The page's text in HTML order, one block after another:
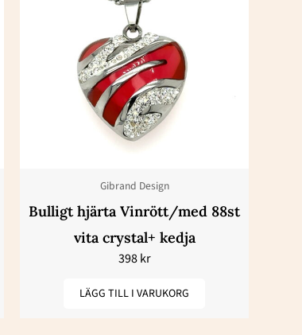
Gibrand Design
Bulligt hjärta Vinrött/med 88st
vita crystal+ kedja
398kr
LÄGG TILL I VARUKORG